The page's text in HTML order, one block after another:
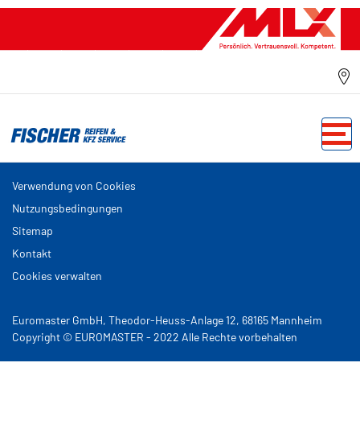
Verwendung von Cookies
Nutzungsbedingungen
Sitemap
Kontakt
Cookies verwalten
Euromaster GmbH, Theodor-Heuss-Anlage 12, 68165 Mannheim
Copyright © EUROMASTER - 2022 Alle Rechte vorbehalten